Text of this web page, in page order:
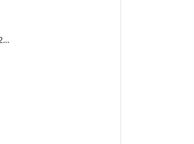
Total längd 500mm, diameter 32mm. För glas 8-12 mm. Borrhål 2x12mm (c/c 300mm) Insida svart trä/utsida svart rostfritt.